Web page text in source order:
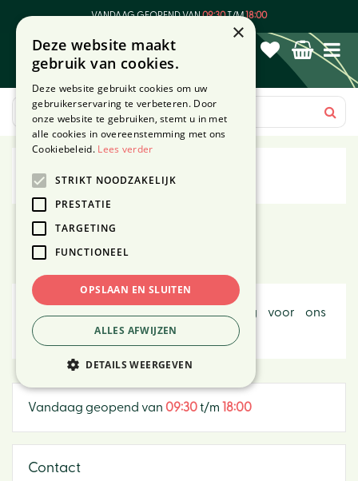
VANDAAG GEOPEND VAN09:30T/M18:00
MGO Leisure Wear
Toon filters
Bezoek onze winkel in Den Haag voor ons
uitgebreide aanbod
Vandaag geopend van 09:30t/m 18:00
Contact
×
Deze website maakt
gebruik van cookies.
Deze website gebruikt cookies om uw
gebruikerservaring te verbeteren. Door
onze website te gebruiken, stemt u in met
alle cookies in overeenstemming met ons
Cookiebeleid. Lees verder
STRIKT NOODZAKELIJK
PRESTATIE
TARGETING
FUNCTIONEEL
OPSLAAN EN SLUITEN
ALLES AFWIJZEN
DETAILS WEERGEVEN